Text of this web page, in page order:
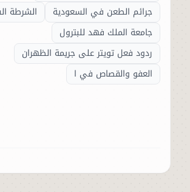
جرائم الطعن في السعودية
الشرطة
جامعة الملك فهد للبترول
ردود فعل تويتر على جريمة الظهران
العفو والقصاص في ا